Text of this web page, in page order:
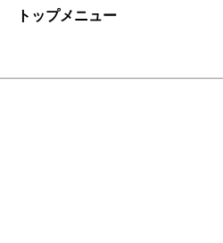
トップメニュー